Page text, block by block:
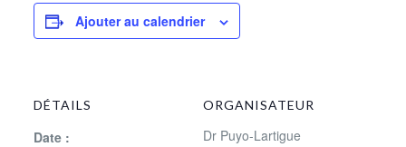
Ajouter au calendrier
DÉTAILS
Date :
ORGANISATEUR
Dr Puyo-Lartigue